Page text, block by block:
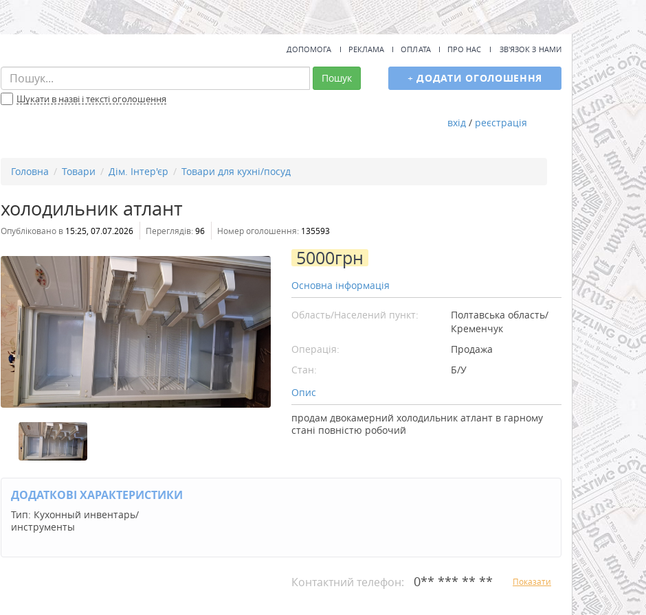
ДОПОМОГА РЕКЛАМА ОПЛАТА ПРО НАС ЗВ'ЯЗОК З НАМИ
Пошук
Шукати в назві і тексті оголошення
+ ДОДАТИ ОГОЛОШЕННЯ
вхід / реєстрація
Головна Товари Дім. Інтер'єр Товари для кухні/посуд
холодильник атлант
Опубліковано в 15:25, 07.07.2026 Переглядів: 96 Номер оголошення: 135593
5000грн
Основна інформація
Область/Населений пункт:
Полтавська область/
Кременчук
Операція:
Продажа
Стан:
Б/У
Опис
продам двокамерний холодильник атлант в гарному
стані повністю робочий
ДОДАТКОВІ ХАРАКТЕРИСТИКИ
Тип: Кухонный инвентарь/
инструменты
Контактний телефон: 0** *** ** ** Показати